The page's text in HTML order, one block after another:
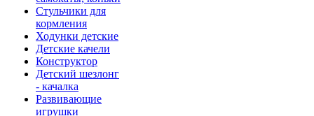
Стульчики для
кормления
Ходунки детские
Детские качели
Конструктор
Детский шезлонг
- качалка
Развивающие
игрушки